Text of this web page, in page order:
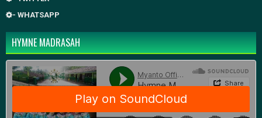
- WHATSAPP
HYMNE MADRASAH